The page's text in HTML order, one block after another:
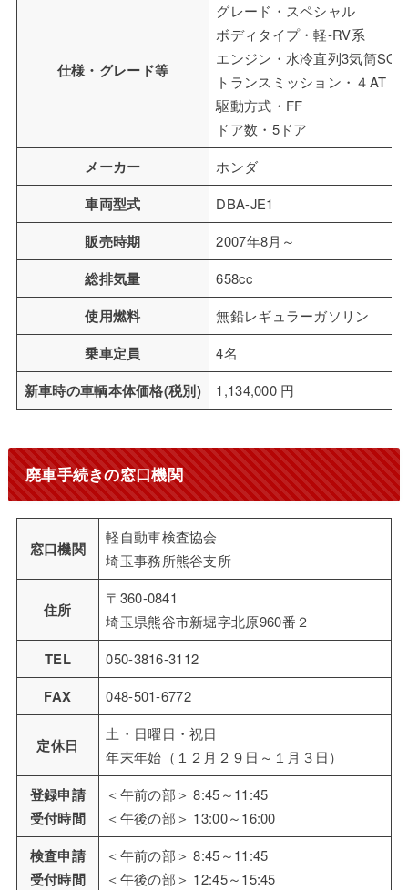
仕様・グレード等
グレード・スペシャル
ボディタイプ・軽-RV系
エンジン・水冷直列3気筒
トランスミッション・４AT
駆動方式・FF
ドア数・5ドア
メーカー ホンダ
車両型式 DBA-JE1
販売時期 2007年8月～
総排気量 658cc
使用燃料 無鉛レギュラーガソリン
乗車定員 4名
新車時の車輌本体価格(税別) 1,134,000 円
廃車手続きの窓口機関
窓口機関
軽自動車検査協会
埼玉事務所熊谷支所
住所
〒360-0841
埼玉県熊谷市新堀字北原960番２
TEL 050-3816-3112
FAX 048-501-6772
定休日
土・日曜日・祝日
年末年始（１２月２９日～１月３日）
登録申請
受付時間
＜午前の部＞ 8:45～11:45
＜午後の部＞ 13:00～16:00
検査申請
受付時間
＜午前の部＞ 8:45～11:45
＜午後の部＞ 12:45～15:45